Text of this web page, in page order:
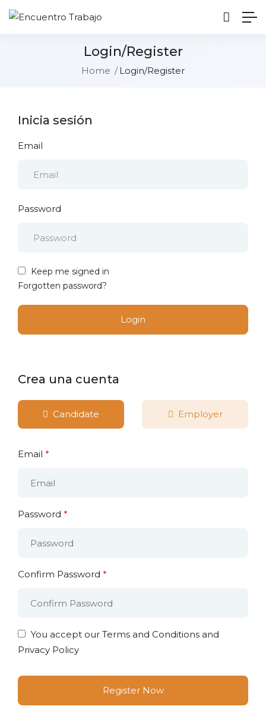
Login/Register
Home Login/Register
Inicia sesión
Email
Password
Keep me signed in
Forgotten password?
Crea una cuenta
Candidate Employer
Email *
Password *
Confirm Password *
You accept our Terms and Conditions and
Privacy Policy